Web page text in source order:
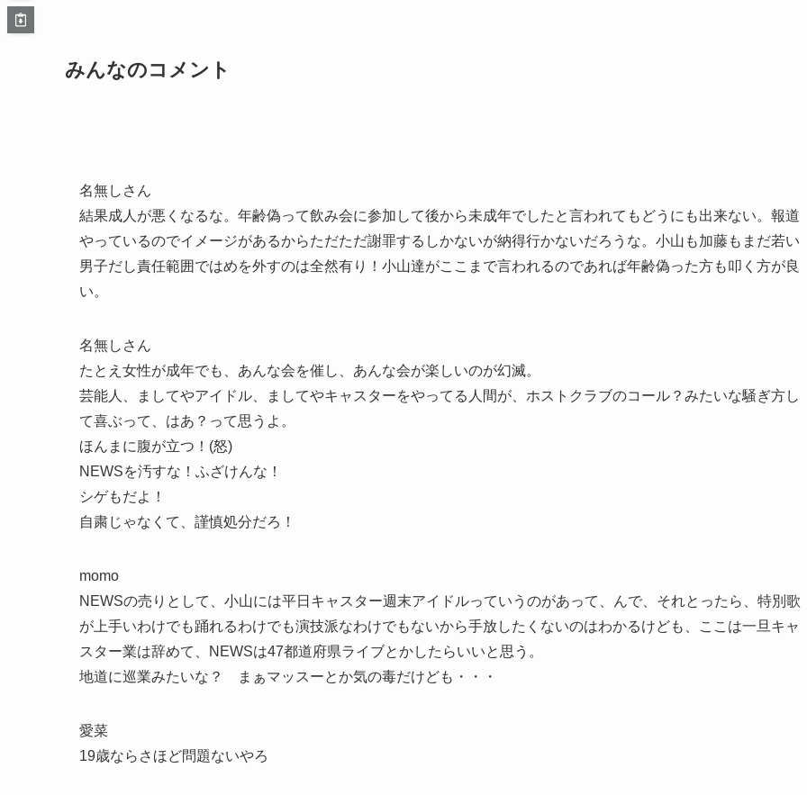
みんなのコメント
名無しさん
結果成人が悪くなるな。年齢偽って飲み会に参加して後から未成年でしたと言われてもどうにも出来ない。報道
やっているのでイメージがあるからただただ謝罪するしかないが納得行かないだろうな。小山も加藤もまだ若い
男子だし責任範囲ではめを外すのは全然有り！小山達がここまで言われるのであれば年齢偽った方も叩く方が良
い。
名無しさん
たとえ女性が成年でも、あんな会を催し、あんな会が楽しいのが幻滅。
芸能人、ましてやアイドル、ましてやキャスターをやってる人間が、ホストクラブのコール？みたいな騒ぎ方し
て喜ぶって、はあ？って思うよ。
ほんまに腹が立つ！(怒)
NEWSを汚すな！ふざけんな！
シゲもだよ！
自粛じゃなくて、謹慎処分だろ！
momo
NEWSの売りとして、小山には平日キャスター週末アイドルっていうのがあって、んで、それとったら、特別歌
が上手いわけでも踊れるわけでも演技派なわけでもないから手放したくないのはわかるけども、ここは一旦キャ
スター業は辞めて、NEWSは47都道府県ライブとかしたらいいと思う。
地道に巡業みたいな？ まぁマッスーとか気の毒だけども・・・
愛菜
19歳ならさほど問題ないやろ